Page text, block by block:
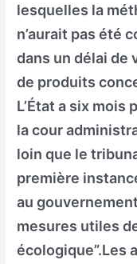
lesquelles la
n’aurait pas été
dans un délai de
de produits
L’État a six
la cour
loin que le
première
au
mesures utiles
écologique”.Les